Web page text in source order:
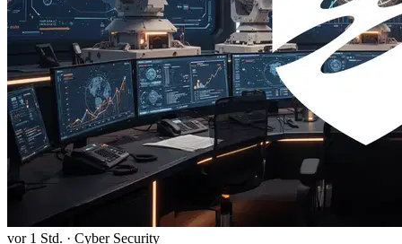
vor 1 Std. · Cyber Security